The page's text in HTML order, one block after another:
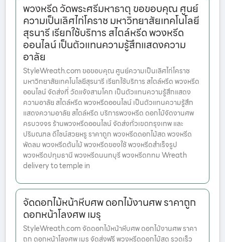
พวงหรีด วัดพระศรีมหาธาตุ ขอขอบคุณ ศูนย์
ความเป็นเลิศไก่โคราช มหาวิทยาสัยเทคโนโลยี
สุรนารี เรียกใช้บริการ สไตล์หรีด พวงหรีด
ออนไลน์ เป็นตัวแทนความรู้สึกแสดงความ
อาลัย
StyleWreath.com ขอขอบคุณ ศูนย์ความเป็นเลิศไก่โคราช
มหาวิทยาสัยเทคโนโลยีสุรนารี เรียกใช้บริการ สไตล์หรีด พวงหรีด
ออนไลน์ จัดส่งที่ วัดแจ้งสามโคก เป็นตัวแทนความรู้สึกแสดง
ความอาลัย สไตล์หรีด พวงหรีดออนไลน์ เป็นตัวแทนความรู้สึก
แสดงความอาลัย สไตล์หรีด บริการพวงหรีด ดอกไม้จัดงานศพ
ครบวงจร ร้านพวงหรีดออนไลน์ จัดส่งทั่วเขตกรุงเทพ และ
ปริมณฑล ดีไซน์สวยหรู ราคาถูก พวงหรีดดอกไม้สด พวงหรีด
พัดลม พวงหรีดต้นไม้ พวงหรีดของใช้ พวงหรีดสำเร็จรูป
พวงหรีดปทุมธานี พวงหรีดนนทบุรี พวงหรีดกทม Wreath
delivery to temple in
จัดดอกไม้หน้าหีบศพ ดอกไม้งานศพ ราคาถูก
ดอกหน้าโลงศพ เมรุ
StyleWreath.com จัดดอกไม้หน้าหีบศพ ดอกไม้งานศพ ราคา
ถูก ดอกหน้าโลงศพ เมรุ จัดส่งฟรี พวงหรีดดอกไม้สด รวดเร็ว